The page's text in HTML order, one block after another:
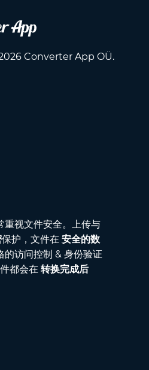
Converter App OÜ.
重视文件安全。上传与
保护，文件在 安全的数
的访问控制 & 身份验证
都会在 转换完成后